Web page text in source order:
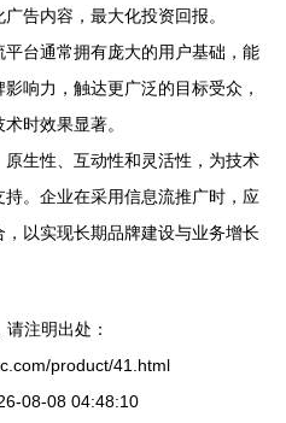
告内容，最大化投资回报。
平台通常拥有庞大的用户基础，能
响力，触达更广泛的目标受众，
时效果显著。
生性、互动性和灵活性，为技术
。企业在采用信息流推广时，应
以实现长期品牌建设与业务增长
注明出处：
product/41.html
08-08 04:48:10